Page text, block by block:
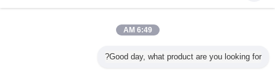
أكثربتولا خشب قشرة
6:49 AM
Good day, what product are you looking for?